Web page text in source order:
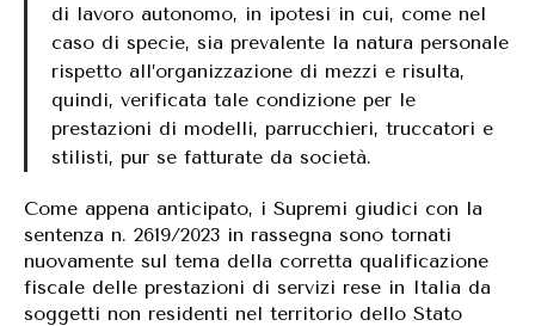
di lavoro autonomo, in ipotesi in cui, come nel
caso di specie, sia prevalente la natura personale
rispetto all’organizzazione di mezzi e risulta,
quindi, verificata tale condizione per le
prestazioni di modelli, parrucchieri, truccatori e
stilisti, pur se fatturate da società.
Come appena anticipato, i Supremi giudici con la
sentenza n. 2619/2023 in rassegna sono tornati
nuovamente sul tema della corretta qualificazione
fiscale delle prestazioni di servizi rese in Italia da
soggetti non residenti nel territorio dello Stato